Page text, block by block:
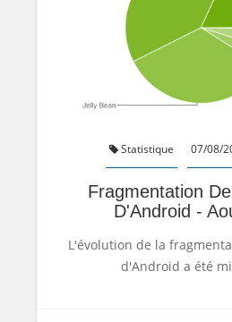
Statistique 07/08/
Fragmentation
D'Android -
L'évolution de la
d'Android a été